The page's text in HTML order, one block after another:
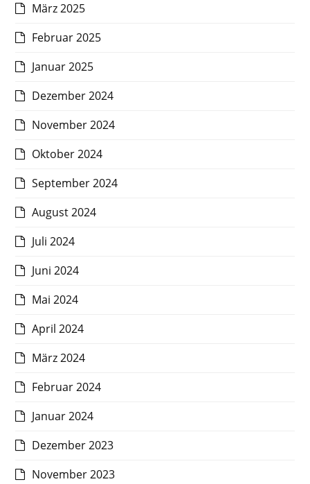
März 2025
Februar 2025
Januar 2025
Dezember 2024
November 2024
Oktober 2024
September 2024
August 2024
Juli 2024
Juni 2024
Mai 2024
April 2024
März 2024
Februar 2024
Januar 2024
Dezember 2023
November 2023